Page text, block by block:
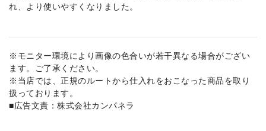
れ、より使いやすくなりました。
※モニター環境により画像の色合いが若干異なる場合がござい
ます。ご了承ください。
※当店では、正規のルートから仕入れをおこなった商品を取り
扱っております。
■広告文責：株式会社カンパネラ